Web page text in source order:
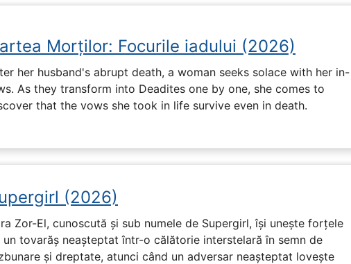
Morților: Focurile iadului (2026)
her husband's abrupt death, a woman seeks solace with her in-
As they transform into Deadites one by one, she comes to
that the vows she took in life survive even in death.
(2026)
Zor-El, cunoscută și sub numele de Supergirl, își unește forțele
un tovarăș neașteptat într-o călătorie interstelară în semn de
și dreptate, atunci când un adversar neașteptat lovește